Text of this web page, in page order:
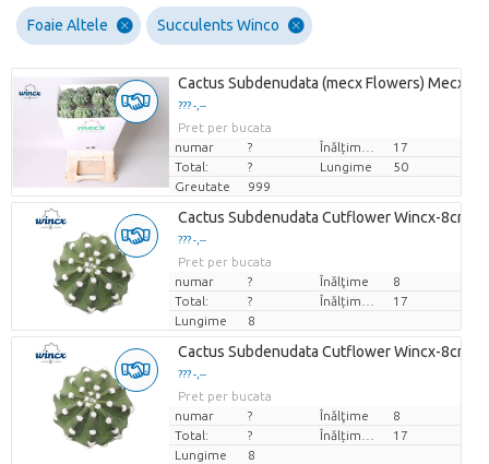
Foaie Altele Succulents Winco
Cactus Subdenudata (mecx Flowers) Mecx-
??? -,--
Pret per bucata
numar
?
17
Total:
? Lungime
50
Greutate
999
Cactus Subdenudata Cutflower Wincx-8cm
??? -,--
Pret per bucata
numar
? Înălţime
8
Total:
?
17
Lungime
8
Cactus Subdenudata Cutflower Wincx-8cm
??? -,--
Pret per bucata
numar
? Înălţime
8
Total:
?
17
Lungime
8